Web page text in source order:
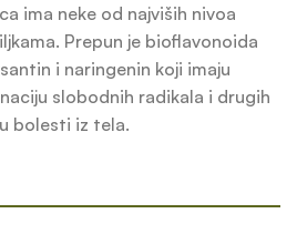
ima neke od najviših nivoa
Prepun je bioflavonoida
i naringenin koji imaju
slobodnih radikala i drugih
bolesti iz tela.